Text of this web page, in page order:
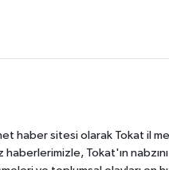
haber sitesi olarak Tokat il
haberlerimizle, Tokat'ın